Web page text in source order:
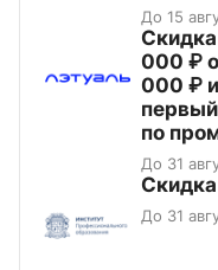
До 15
000 ₽
000 ₽
по
До 31
Скидка
До 31